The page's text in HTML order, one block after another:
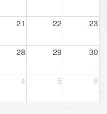
21 22 23
28 29 30
4 5 6